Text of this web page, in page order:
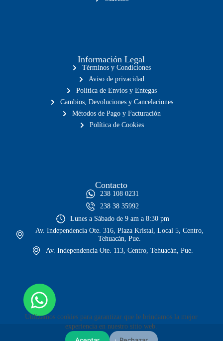
Utilizamos cookies para garantizar que le brindamos la mejor
experiencia en nuestro sitio web.
Información Legal
Términos y Condiciones
Aviso de privacidad
Política de Envíos y Entegas
Cambios, Devoluciones y Cancelaciones
Métodos de Pago y Facturación
Política de Cookies
Contacto
238 108 0231
238 38 35992
Lunes a Sábado de 9 am a 8:30 pm
Av. Independencia Ote. 316, Plaza Kristal, Local 5, Centro,
Tehuacán, Pue.
Av. Independencia Ote. 113, Centro, Tehuacán, Pue.